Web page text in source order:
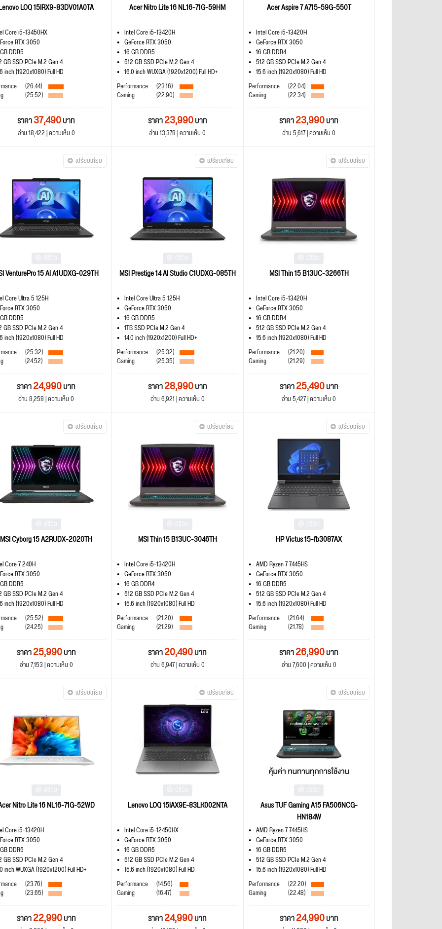
LOQ 15IRX9-83DV01A0TA
Core i5-13450HX
RTX 3050
DDR5
GB SSD PCIe M.2 Gen 4
inch (1920x1080) Full HD
(26.44)
(25.52)
ราคา37,490บาท
อ่าน 18,422 | ความเห็น 0
Acer Nitro Lite 16 NL16-71G-59HM
Intel Core i5-13420H
GeForce RTX 3050
16 GB DDR5
512 GB SSD PCIe M.2 Gen 4
16.0 inch WUXGA (1920x1200) Full HD+
Performance
(23.16)
Gaming (22.90)
ราคา23,990บาท
อ่าน 13,378 | ความเห็น 0
Acer Aspire 7 A715-59G-550T
Intel Core i5-13420H
GeForce RTX 3050
16 GB DDR4
512 GB SSD PCIe M.2 Gen 4
15.6 inch (1920x1080) Full HD
Performance
(22.04)
Gaming (22.34)
ราคา23,990บาท
อ่าน 5,617 | ความเห็น 0
เปรียบเทียบ
VenturePro 15 AI A1UDXG-029TH
Core Ultra 5 125H
RTX 3050
DDR5
GB SSD PCIe M.2 Gen 4
inch (1920x1080) Full HD
(25.32)
(24.52)
ราคา24,990บาท
อ่าน 8,258 | ความเห็น 0
เปรียบเทียบ
MSI Prestige 14 AI Studio C1UDXG-085TH
Intel Core Ultra 5 125H
GeForce RTX 3050
16 GB DDR5
1TB SSD PCIe M.2 Gen 4
14.0 inch (1920x1200) Full HD+
Performance
(25.32)
Gaming (25.35)
ราคา28,990บาท
อ่าน 6,921 | ความเห็น 0
เปรียบเทียบ
MSI Thin 15 B13UC-3266TH
Intel Core i5-13420H
GeForce RTX 3050
16 GB DDR4
512 GB SSD PCIe M.2 Gen 4
15.6 inch (1920x1080) Full HD
Performance
(21.20)
Gaming (21.29)
ราคา25,490บาท
อ่าน 5,427 | ความเห็น 0
เปรียบเทียบ
MSI Cyborg 15 A2RUDX-2020TH
Core 7 240H
RTX 3050
DDR5
GB SSD PCIe M.2 Gen 4
inch (1920x1080) Full HD
(25.52)
(24.25)
ราคา25,990บาท
อ่าน 7,153 | ความเห็น 0
เปรียบเทียบ
MSI Thin 15 B13UC-3046TH
Intel Core i5-13420H
GeForce RTX 3050
16 GB DDR4
512 GB SSD PCIe M.2 Gen 4
15.6 inch (1920x1080) Full HD
Performance
(21.20)
Gaming (21.29)
ราคา20,490บาท
อ่าน 6,947 | ความเห็น 0
เปรียบเทียบ
HP Victus 15-fb3087AX
AMD Ryzen 7 7445HS
GeForce RTX 3050
16 GB DDR5
512 GB SSD PCIe M.2 Gen 4
15.6 inch (1920x1080) Full HD
Performance
(21.64)
Gaming (21.78)
ราคา26,990บาท
อ่าน 7,600 | ความเห็น 0
เปรียบเทียบ
Nitro Lite 16 NL16-71G-52WD
Core i5-13420H
RTX 3050
DDR5
GB SSD PCIe M.2 Gen 4
inch WUXGA (1920x1200) Full HD+
(23.76)
(23.65)
ราคา22,990บาท
เปรียบเทียบ
Lenovo LOQ 15IAX9E-83LK002NTA
Intel Core i5-12450HX
GeForce RTX 3050
16 GB DDR5
512 GB SSD PCIe M.2 Gen 4
15.6 inch (1920x1080) Full HD
Performance
(14.56)
Gaming (16.47)
ราคา24,990บาท
เปรียบเทียบ
Asus TUF Gaming A15 FA506NCG-
HN184W
AMD Ryzen 7 7445HS
GeForce RTX 3050
16 GB DDR5
512 GB SSD PCIe M.2 Gen 4
15.6 inch (1920x1080) Full HD
Performance
(22.20)
Gaming (22.48)
ราคา24,990บาท